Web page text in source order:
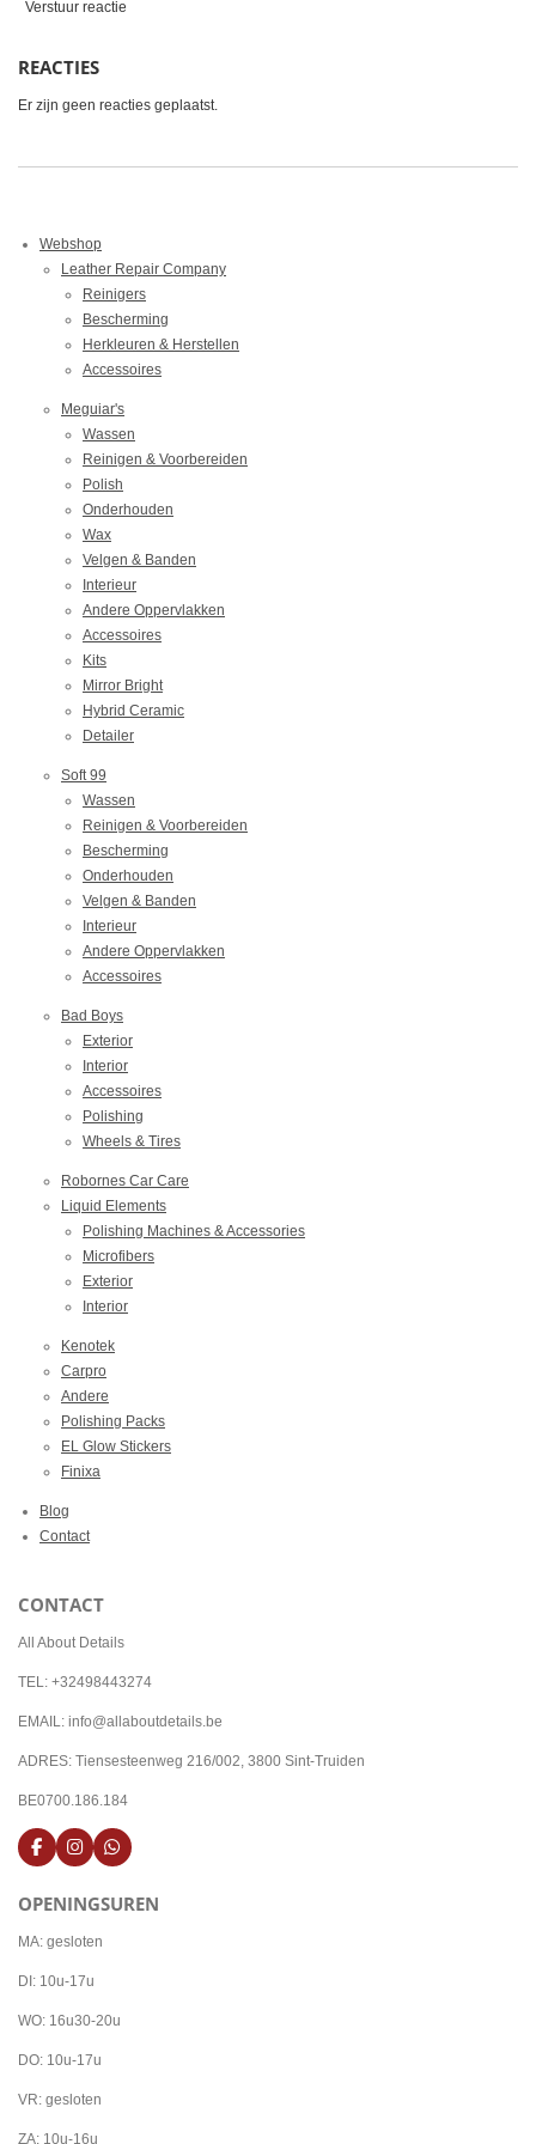
Verstuur reactie
REACTIES
Er zijn geen reacties geplaatst.
Webshop
Leather Repair Company
Reinigers
Bescherming
Herkleuren & Herstellen
Accessoires
Meguiar's
Wassen
Reinigen & Voorbereiden
Polish
Onderhouden
Wax
Velgen & Banden
Interieur
Andere Oppervlakken
Accessoires
Kits
Mirror Bright
Hybrid Ceramic
Detailer
Soft 99
Wassen
Reinigen & Voorbereiden
Bescherming
Onderhouden
Velgen & Banden
Interieur
Andere Oppervlakken
Accessoires
Bad Boys
Exterior
Interior
Accessoires
Polishing
Wheels & Tires
Robornes Car Care
Liquid Elements
Polishing Machines & Accessories
Microfibers
Exterior
Interior
Kenotek
Carpro
Andere
Polishing Packs
EL Glow Stickers
Finixa
Blog
Contact
CONTACT
All About Details
TEL: +32498443274
EMAIL: info@allaboutdetails.be
ADRES: Tiensesteenweg 216/002, 3800 Sint-Truiden
BE0700.186.184
F
a
e
o
I
n
g
m
W
h
t
OPENINGSUREN
MA: gesloten
DI: 10u-17u
WO: 16u30-20u
DO: 10u-17u
VR: gesloten
ZA: 10u-16u